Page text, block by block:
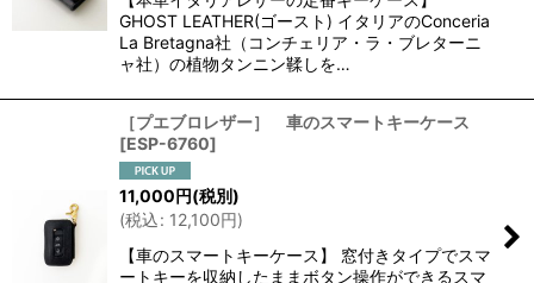
GHOST LEATHER(ゴースト) イタリアのConceria
La Bretagna社（コンチェリア・ラ・ブレターニ
ャ社）の植物タンニン鞣しを…
［プエブロレザー］ 車のスマートキーケース
[ESP-6760]
11,000円(税別)
(税込: 12,100円)
【車のスマートキーケース】 窓付きタイプでスマ
ートキーを収納したままボタン操作ができるスマ